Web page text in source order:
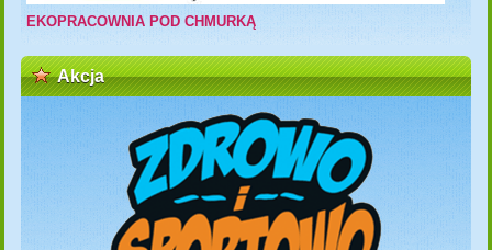
EKOPRACOWNIA POD CHMURKĄ
Akcja